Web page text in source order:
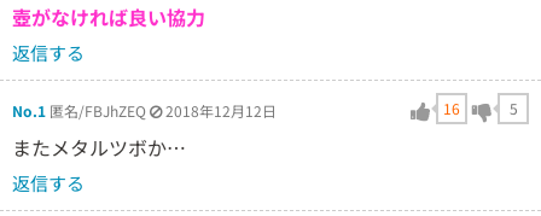
壺がなければ良い協力
返信する
No.1 匿名/FBJhZEQ 2018年12月12日 16 5
またメタルツボか…
返信する